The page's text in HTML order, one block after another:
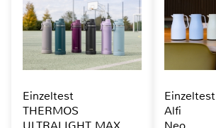
Einzeltest
THERMOS
Einzeltest
Alfi